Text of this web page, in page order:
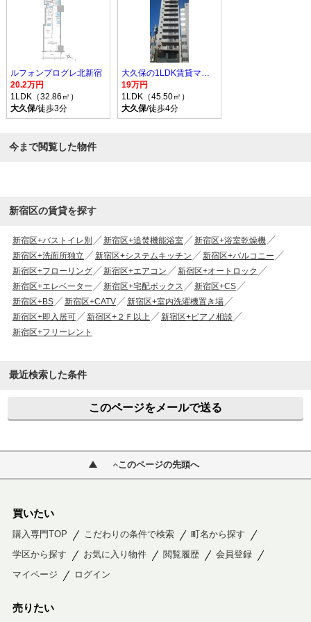
ルフォンプログレ北新宿
20.2万円
1LDK（32.86㎡）
大久保/徒歩3分
大久保の1LDK賃貸マンション
19万円
1LDK（45.50㎡）
大久保/徒歩4分
今まで閲覧した物件
新宿区の賃貸を探す
新宿区+バストイレ別 新宿区+追焚機能浴室
新宿区+浴室乾燥機
新宿区+洗面所独立
新宿区+システムキッチン
新宿区+バルコニー
新宿区+フローリング
新宿区+エアコン
新宿区+オートロック
新宿区+エレベーター
新宿区+宅配ボックス
新宿区+CS
新宿区+BS
新宿区+CATV
新宿区+室内洗濯機置き場
新宿区+即入居可
新宿区+２Ｆ以上
新宿区+ピアノ相談
新宿区+フリーレント
最近検索した条件
このページをメールで送る
このページの先頭へ
買いたい
購入専門TOP こだわりの条件で検索
町名から探す
学区から探す
お気に入り物件 閲覧履歴
会員登録
マイページ
ログイン
売りたい